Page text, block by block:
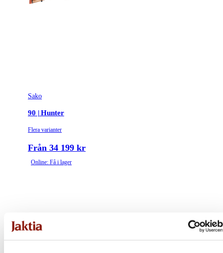
Sako
90 | Hunter
Flera varianter
Från 34 199 kr
Online: Få i lager